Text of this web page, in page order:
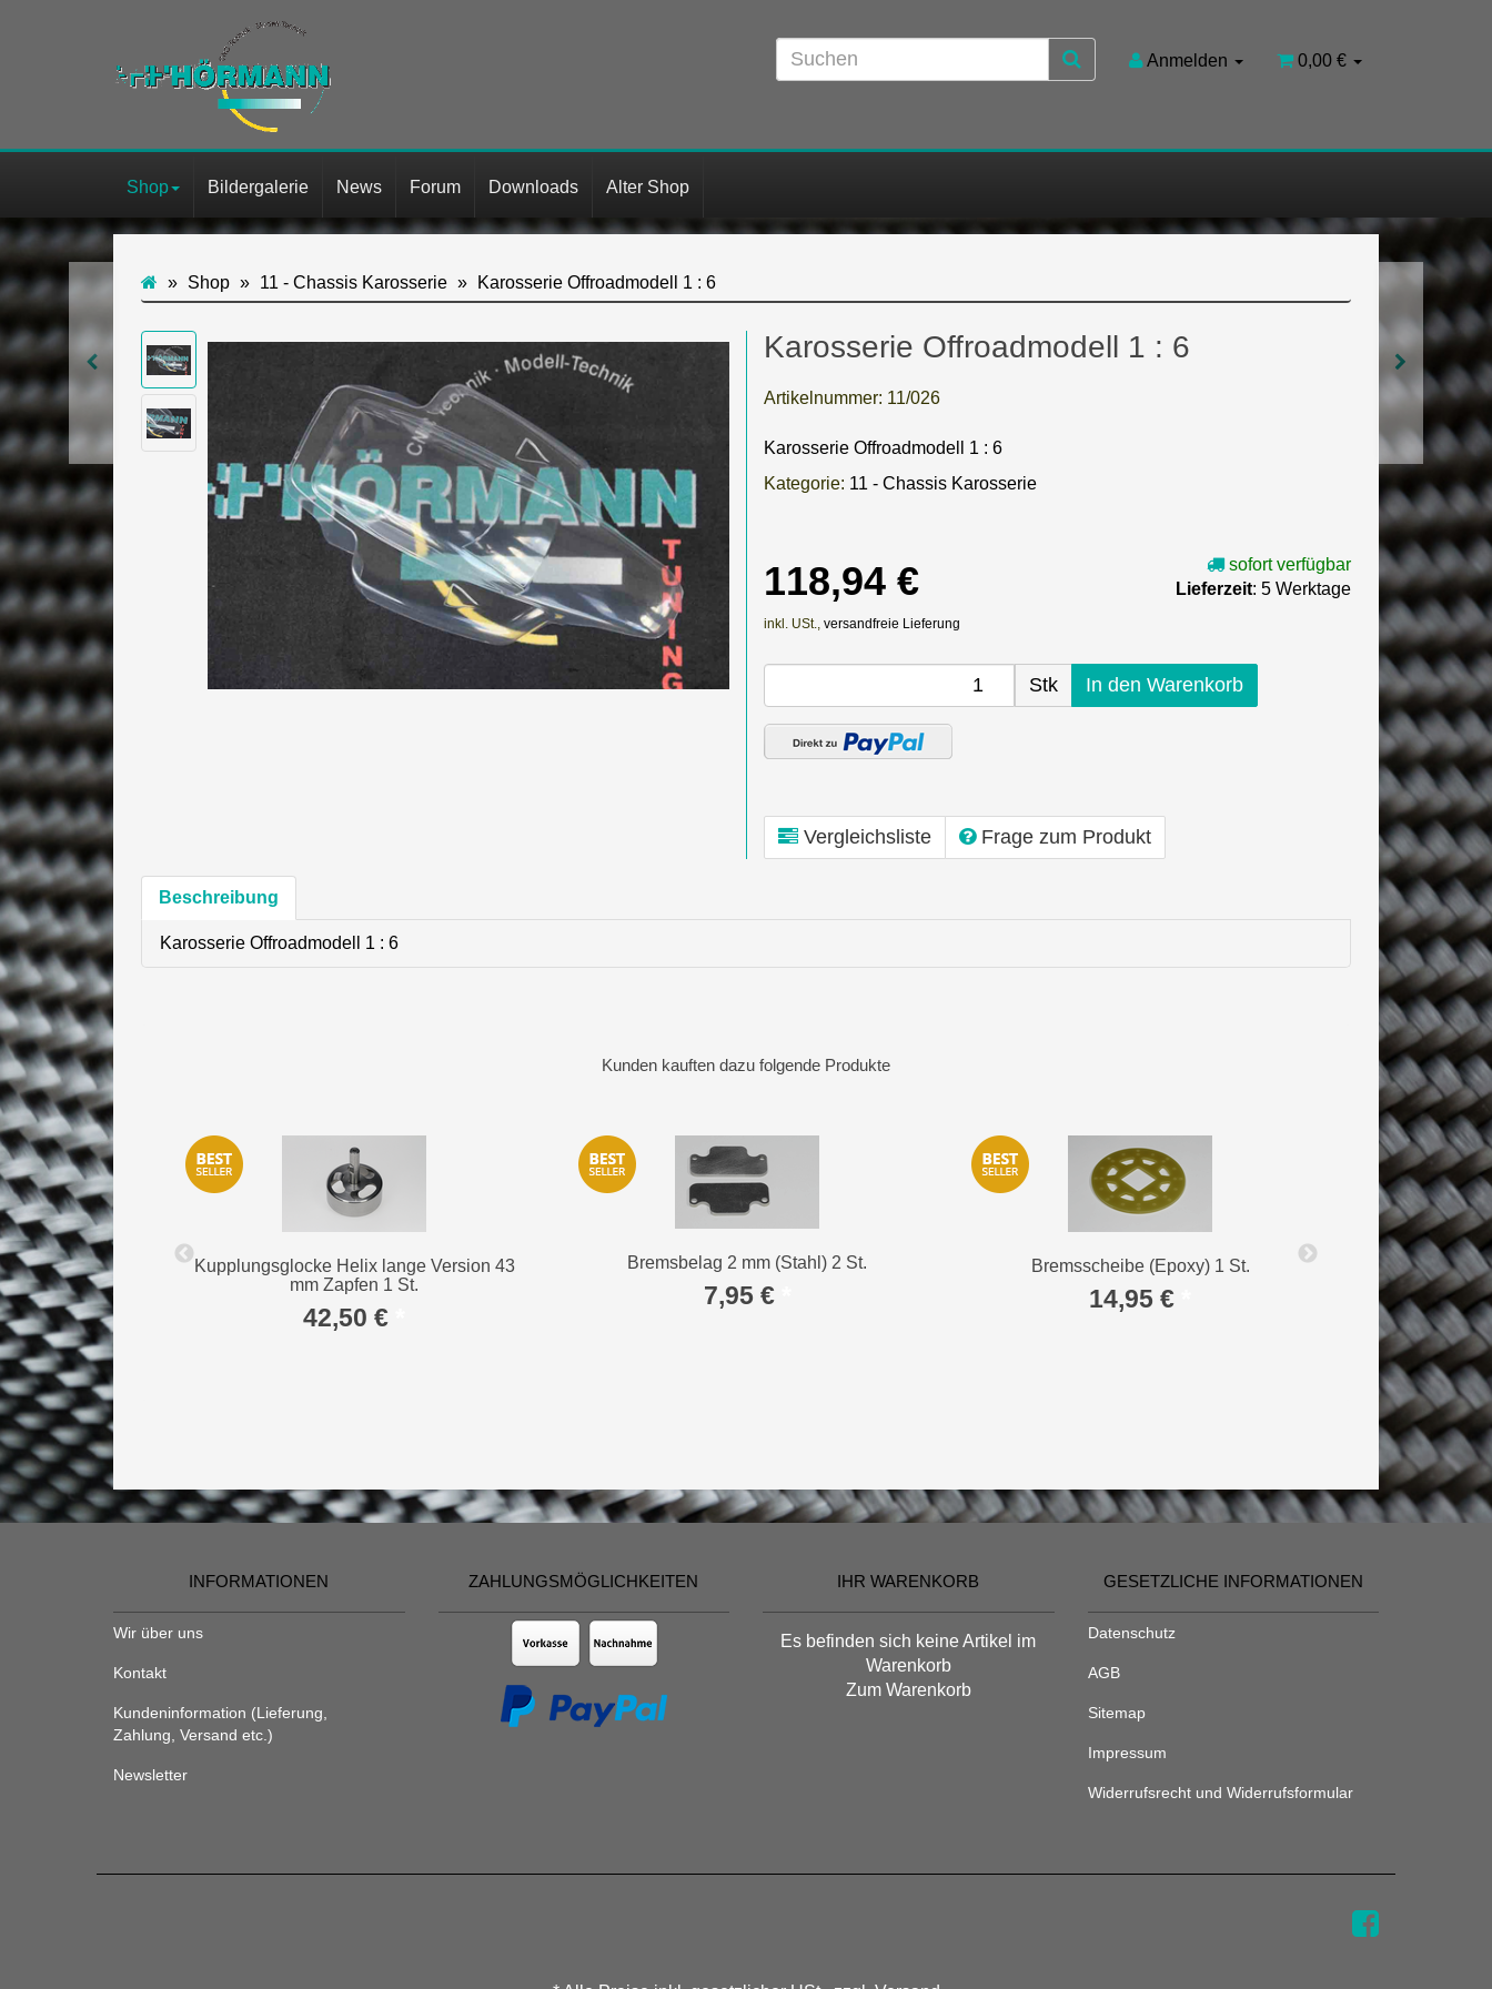
Anmelden 0,00 €
Shop Bildergalerie News Forum Downloads Alter Shop
Shop 11 - Chassis Karosserie Karosserie Offroadmodell 1 : 6
Karosserie Offroadmodell 1 : 6
Artikelnummer: 11/026
Karosserie Offroadmodell 1 : 6
Kategorie: 11 - Chassis Karosserie
118,94 €
inkl. USt., versandfreie Lieferung
sofort verfügbar
Lieferzeit: 5 Werktage
Stk In den Warenkorb
Vergleichsliste Frage zum Produkt
Beschreibung
Karosserie Offroadmodell 1 : 6
Kunden kauften dazu folgende Produkte
mit
Set
*
Kupplungsglocke Helix lange Version 43
mm Zapfen 1 St.
42,50 €
Bremsbelag 2 mm (Stahl) 2 St.
7,95 €
Bremsscheibe (Epoxy) 1 St.
14,95 €
INFORMATIONEN
Wir über uns
Kontakt
Kundeninformation (Lieferung,
Zahlung, Versand etc.)
Newsletter
ZAHLUNGSMÖGLICHKEITEN IHR WARENKORB
Es befinden sich keine Artikel im
Warenkorb
Zum Warenkorb
GESETZLICHE INFORMATIONEN
Datenschutz
AGB
Sitemap
Impressum
Widerrufsrecht und Widerrufsformular